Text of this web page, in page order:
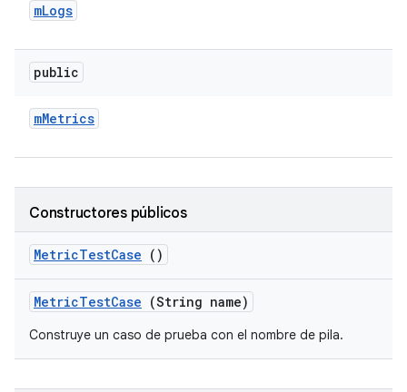
mLogs
public
mMetrics
Constructores públicos
MetricTestCase ()
MetricTestCase (String name)
Construye un caso de prueba con el nombre de pila.